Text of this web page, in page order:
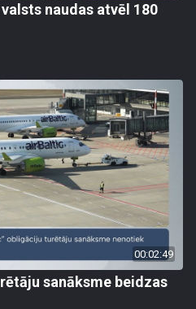
naudas atvēl 180
00:02:49
sanāksme beidzas